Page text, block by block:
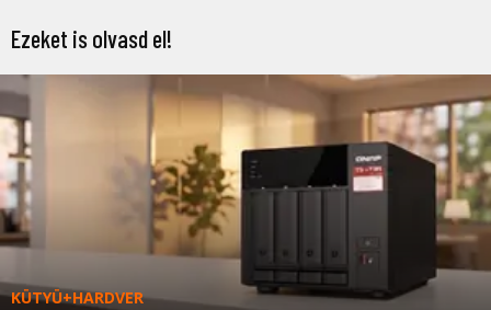
Ezeket is olvasd el!
KÜTYÜ+HARDVER